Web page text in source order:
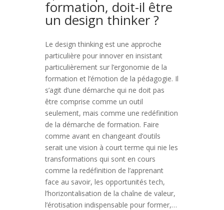
formation, doit-il être
un design thinker ?
Le design thinking est une approche
particulière pour innover en insistant
particulièrement sur l’ergonomie de la
formation et l’émotion de la pédagogie. Il
s’agit d’une démarche qui ne doit pas
être comprise comme un outil
seulement, mais comme une redéfinition
de la démarche de formation. Faire
comme avant en changeant d’outils
serait une vision à court terme qui nie les
transformations qui sont en cours
comme la redéfinition de l’apprenant
face au savoir, les opportunités tech,
l’horizontalisation de la chaîne de valeur,
l’érotisation indispensable pour former,…